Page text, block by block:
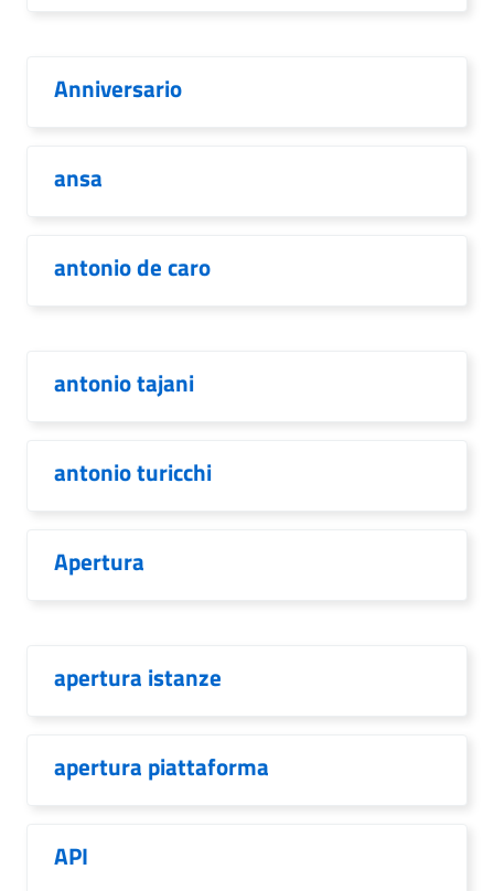
Anniversario
ansa
antonio de caro
antonio tajani
antonio turicchi
Apertura
apertura istanze
apertura piattaforma
API